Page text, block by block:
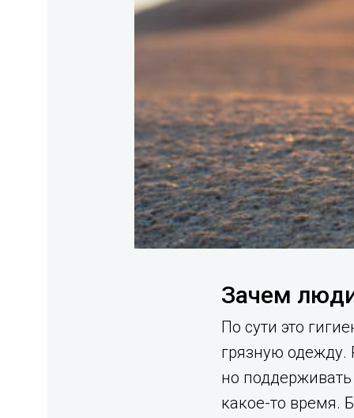
Зачем
По сути это
грязную одежду.
но
какое-то время.